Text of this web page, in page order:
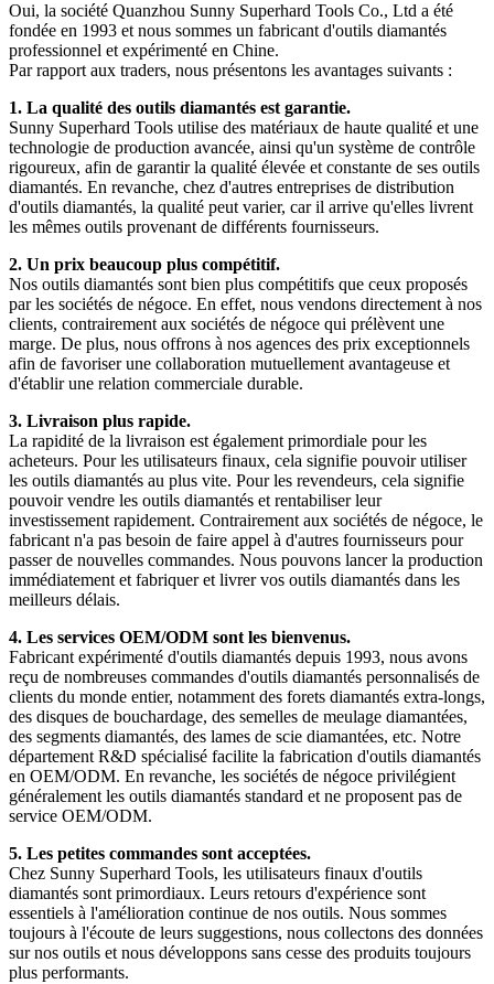
Oui, la société Quanzhou Sunny Superhard Tools Co., Ltd a été
fondée en 1993 et ​​nous sommes un fabricant d'outils diamantés
professionnel et expérimenté en Chine.
Par rapport aux traders, nous présentons les avantages suivants :
1. La qualité des outils diamantés est garantie.
Sunny Superhard Tools utilise des matériaux de haute qualité et une
technologie de production avancée, ainsi qu'un système de contrôle
rigoureux, afin de garantir la qualité élevée et constante de ses outils
diamantés. En revanche, chez d'autres entreprises de distribution
d'outils diamantés, la qualité peut varier, car il arrive qu'elles livrent
les mêmes outils provenant de différents fournisseurs.
2. Un prix beaucoup plus compétitif.
Nos outils diamantés sont bien plus compétitifs que ceux proposés
par les sociétés de négoce. En effet, nous vendons directement à nos
clients, contrairement aux sociétés de négoce qui prélèvent une
marge. De plus, nous offrons à nos agences des prix exceptionnels
afin de favoriser une collaboration mutuellement avantageuse et
d'établir une relation commerciale durable.
3. Livraison plus rapide.
La rapidité de la livraison est également primordiale pour les
acheteurs. Pour les utilisateurs finaux, cela signifie pouvoir utiliser
les outils diamantés au plus vite. Pour les revendeurs, cela signifie
pouvoir vendre les outils diamantés et rentabiliser leur
investissement rapidement. Contrairement aux sociétés de négoce, le
fabricant n'a pas besoin de faire appel à d'autres fournisseurs pour
passer de nouvelles commandes. Nous pouvons lancer la production
immédiatement et fabriquer et livrer vos outils diamantés dans les
meilleurs délais.
4. Les services OEM/ODM sont les bienvenus.
Fabricant expérimenté d'outils diamantés depuis 1993, nous avons
reçu de nombreuses commandes d'outils diamantés personnalisés de
clients du monde entier, notamment des forets diamantés extra-longs,
des disques de bouchardage, des semelles de meulage diamantées,
des segments diamantés, des lames de scie diamantées, etc. Notre
département R&D spécialisé facilite la fabrication d'outils diamantés
en OEM/ODM. En revanche, les sociétés de négoce privilégient
généralement les outils diamantés standard et ne proposent pas de
service OEM/ODM.
5. Les petites commandes sont acceptées.
Chez Sunny Superhard Tools, les utilisateurs finaux d'outils
diamantés sont primordiaux. Leurs retours d'expérience sont
essentiels à l'amélioration continue de nos outils. Nous sommes
toujours à l'écoute de leurs suggestions, nous collectons des données
sur nos outils et nous développons sans cesse des produits toujours
plus performants.